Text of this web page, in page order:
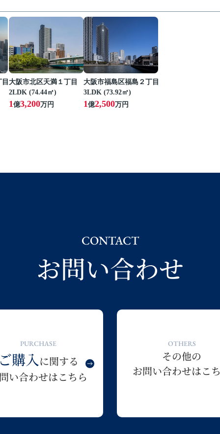
大阪市北区天満１丁目
2LDK (74.44㎡)
1億3,200万円
大阪市福島区福島２丁目
3LDK (73.92㎡)
1億2,500万円
CONTACT
お問い合わせ
PURCHASE
ご購入に関する
い合わせはこちら
OTHERS
その他の
お問い合わせはこ